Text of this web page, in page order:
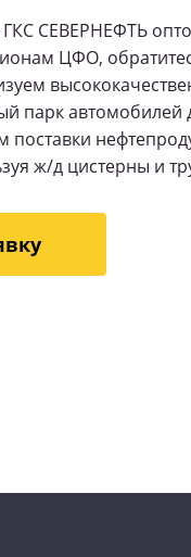
СЕВЕРНЕФТЬ
ЦФО,
парк автомобилей
ж/д цистерны и